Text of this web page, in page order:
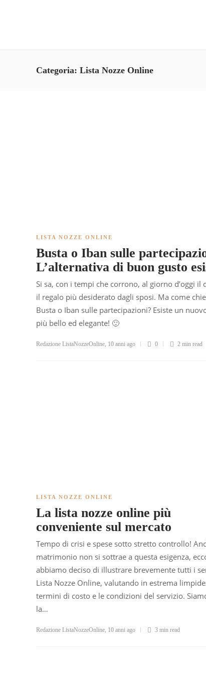
Categoria: Lista Nozze Online
LISTA NOZZE ONLINE
Busta o Iban sulle
L’alternativa di buon gusto
Si sa, con i tempi che corrono, al giorno d’oggi il
il regalo più desiderato dagli sposi. Ma come
Busta o Iban sulle partecipazioni? Esiste un
più bello ed elegante! 🙂
Redazione ListaNozzeOnline, 10 anni ago 0 2 min read
LISTA NOZZE ONLINE
La lista nozze online più
conveniente sul mercato
Tempo di crisi e spese sotto stretto controllo!
matrimonio non si sottrae a questa esigenza,
abbiamo deciso di illustrare brevemente tutti i
Lista Nozze Online, valutando in estrema
termini di costo e le condizioni del servizio.
la…
Redazione ListaNozzeOnline, 10 anni ago 3 min read